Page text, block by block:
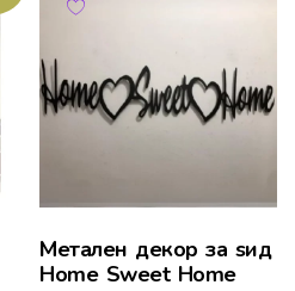
Mетален декор за ѕид
Home Sweet Home